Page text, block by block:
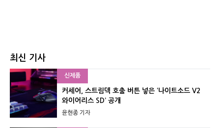
최신 기사
신제품
커세어, 스트림덱 호출 버튼 넣은 ‘나이트소드 V2
와이어리스 SD’ 공개
윤현종 기자